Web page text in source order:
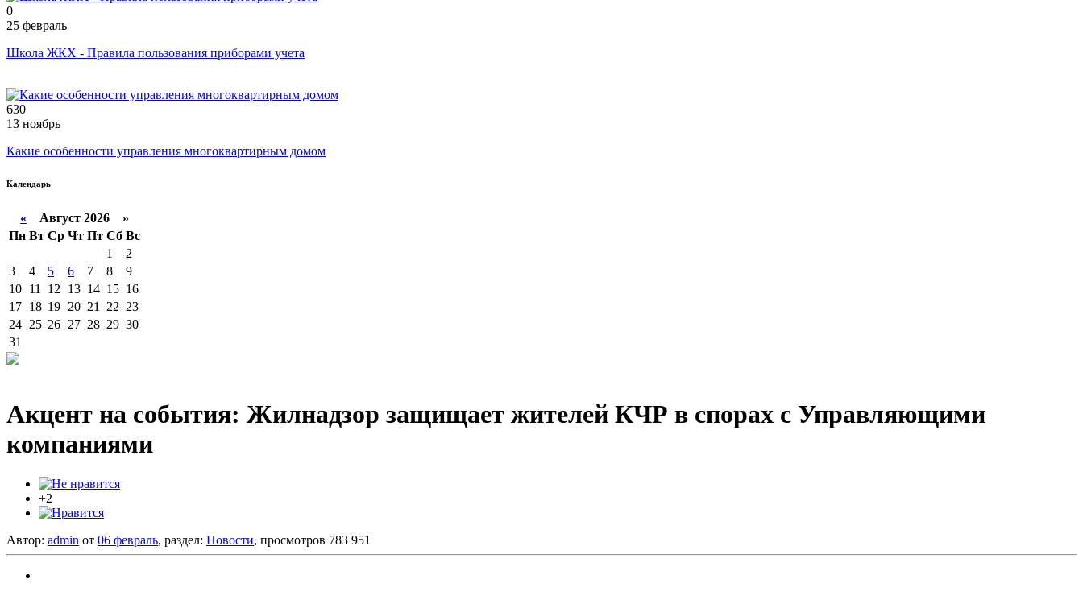
0
25 февраль
Школа ЖКХ - Правила пользования приборами учета
630
13 ноябрь
Какие особенности управления многоквартирным домом
Календарь
« Август 2026 »
Пн Вт Ср Чт Пт Сб Вс
1
2
3
4 5 6 7 8
9
10 11 12 13 14 15 16
17 18 19 20 21 22 23
24 25 26 27 28 29 30
31
Акцент на события: Жилнадзор защищает жителей КЧР в спорах с Управляющими
компаниями
+2
Автор: admin от 06 февраль, раздел: Новости, просмотров 783 951